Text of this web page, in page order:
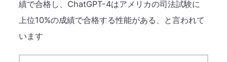
績で合格し、​ChatGPT-4はアメリカの司法試験に
上位10%の成績で合格する性能がある、と言われて
います